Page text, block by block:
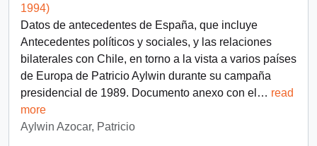
1994)
Datos de antecedentes de España, que incluye
Antecedentes políticos y sociales, y las relaciones
bilaterales con Chile, en torno a la vista a varios países
de Europa de Patricio Aylwin durante su campaña
presidencial de 1989. Documento anexo con el … read
more
Aylwin Azocar, Patricio